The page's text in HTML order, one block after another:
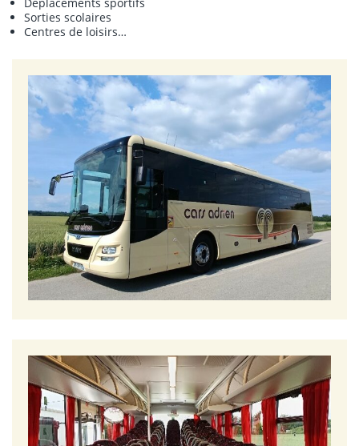
Déplacements sportifs
Sorties scolaires
Centres de loisirs…